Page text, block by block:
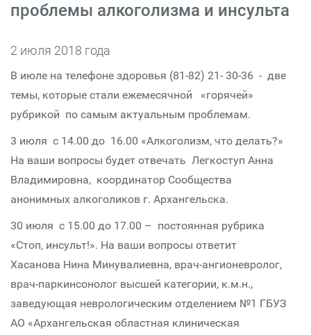
проблемы алкоголизма и инсульта
2 июля 2018 года
В июле на телефоне здоровья (81-82) 21- 30-36 - две
темы, которые стали ежемесячной «горячей»
рубрикой по самым актуальным проблемам.
3 июля с 14.00 до 16.00 «Алкоголизм, что делать?»
На ваши вопросы будет отвечать Легкоступ Анна
Владимировна, координатор Сообщества
анонимных алкоголиков г. Архангельска.
30 июля с 15.00 до 17.00 – постоянная рубрика
«Стоп, инсульт!». На ваши вопросы ответит
Хасанова Нина Минувалиевна, врач-ангионевролог,
врач-паркинсонолог высшей категории, к.м.н.,
заведующая неврологическим отделением №1 ГБУЗ
АО «Архангельская областная клиническая